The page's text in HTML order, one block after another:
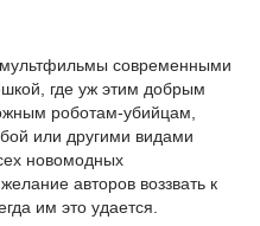
мультфильмы современными
где уж этим добрым
роботам-убийцам,
или другими видами
новомодных
авторов воззвать к
им это удается.